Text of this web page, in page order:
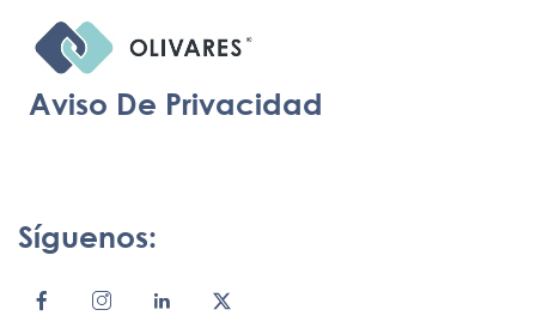
Aviso De Privacidad
Síguenos: